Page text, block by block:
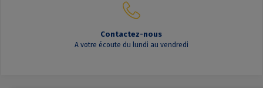
Contactez-nous
A votre écoute du lundi au vendredi